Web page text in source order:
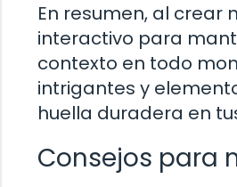
En resumen, al
interactivo para
contexto en todo
intrigantes y
huella duradera en
Consejos para